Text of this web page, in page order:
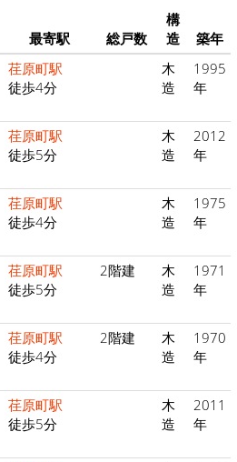
最寄駅 総戸数
構
造
築年
荏原町駅
徒歩4分
木
造
1995
年
荏原町駅
徒歩5分
木
造
2012
年
荏原町駅
徒歩4分
木
造
1975
年
荏原町駅
徒歩5分
2階建
木
造
1971
年
荏原町駅
徒歩4分
2階建
木
造
1970
年
荏原町駅
徒歩5分
木
造
2011
年